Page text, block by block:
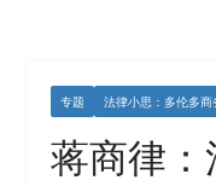
专题 法律小思：多伦多
蒋商律